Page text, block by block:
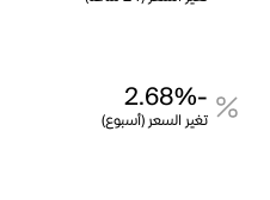
-2.68%
تغير السعر (أسبوع)